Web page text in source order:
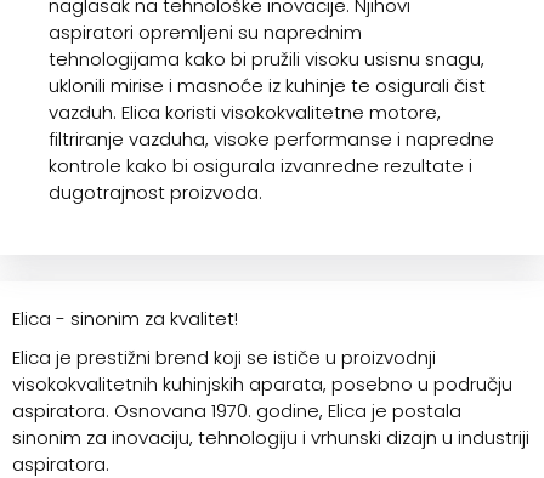
naglasak na tehnološke inovacije. Njihovi
aspiratori opremljeni su naprednim
tehnologijama kako bi pružili visoku usisnu snagu,
uklonili mirise i masnoće iz kuhinje te osigurali čist
vazduh. Elica koristi visokokvalitetne motore,
filtriranje vazduha, visoke performanse i napredne
kontrole kako bi osigurala izvanredne rezultate i
dugotrajnost proizvoda.
Elica - sinonim za kvalitet!
Elica je prestižni brend koji se ističe u proizvodnji
visokokvalitetnih kuhinjskih aparata, posebno u području
aspiratora. Osnovana 1970. godine, Elica je postala
sinonim za inovaciju, tehnologiju i vrhunski dizajn u industriji
aspiratora.